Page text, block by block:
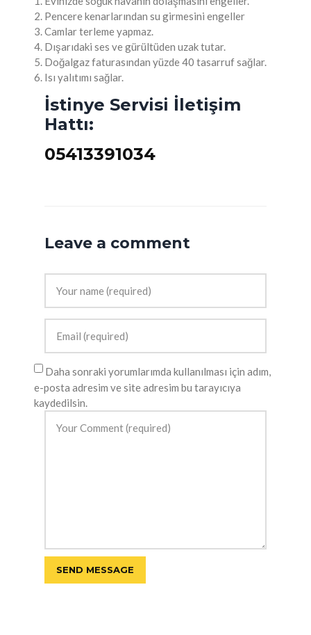
Pencere kenarlarından su girmesini engeller
Camlar terleme yapmaz.
Dışarıdaki ses ve gürültüden uzak tutar.
Doğalgaz faturasından yüzde 40 tasarruf sağlar.
Isı yalıtımı sağlar.
İstinye Servisi İletişim
Hattı:
05413391034
Leave a comment
Daha sonraki yorumlarımda kullanılması için adım,
e-posta adresim ve site adresim bu tarayıcıya
kaydedilsin.